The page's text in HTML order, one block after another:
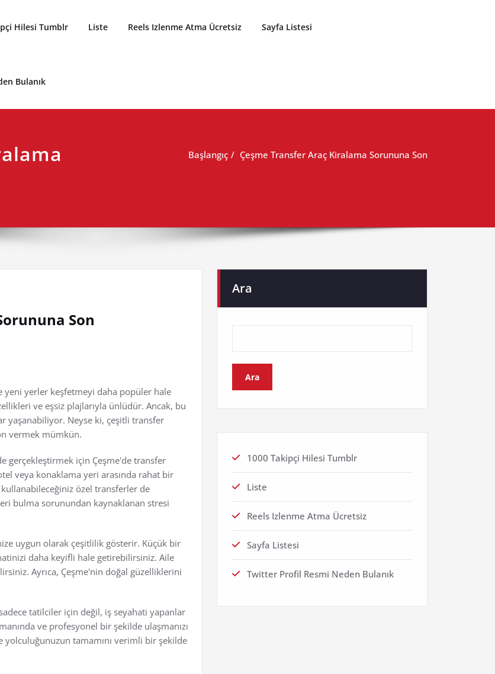
Hilesi Tumblr Liste Reels Izlenme Atma Ücretsiz Sayfa Listesi
Bulanık
Başlangıç Çeşme Transfer Araç Kiralama Sorununa Son
Son
yeni yerler keşfetmeyi daha popüler hale
ve eşsiz plajlarıyla ünlüdür. Ancak, bu
yaşanabiliyor. Neyse ki, çeşitli transfer
vermek mümkün.
gerçekleştirmek için Çeşme'de transfer
veya konaklama yeri arasında rahat bir
özel transferler de
bulma sorunundan kaynaklanan stresi
uygun olarak çeşitlilik gösterir. Küçük bir
daha keyifli hale getirebilirsiniz. Aile
Ayrıca, Çeşme'nin doğal güzelliklerini
tatilciler için değil, iş seyahati yapanlar
ve profesyonel bir şekilde ulaşmanızı
yolculuğunuzun tamamını verimli bir şekilde
Ara
Ara
1000 Takipçi Hilesi Tumblr
Liste
Reels Izlenme Atma Ücretsiz
Sayfa Listesi
Twitter Profil Resmi Neden Bulanık